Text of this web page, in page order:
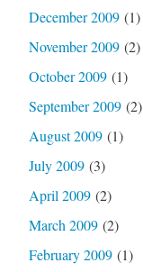
December 2009(1)
November 2009(2)
October 2009(1)
September 2009(2)
August 2009(1)
July 2009(3)
April 2009(2)
March 2009(2)
February 2009(1)